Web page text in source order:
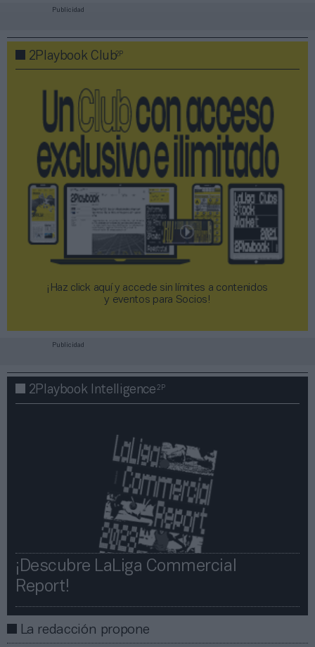
Publicidad
2Playbook Club2P
¡Haz click aquí y accede sin límites a contenidos
y eventos para Socios!​​​​​​​
Publicidad
2Playbook Intelligence2P
¡Descubre LaLiga Commercial
Report!​​
La redacción propone